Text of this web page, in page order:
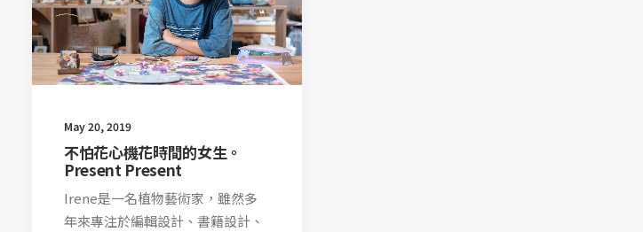
May 20, 2019
不怕花心機花時間的女生。
Present Present
Irene是一名植物藝術家，雖然多
年來專注於編輯設計、書籍設計、